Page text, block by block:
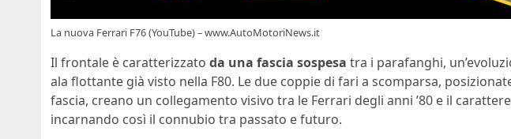
La nuova Ferrari F76 (YouTube) – www.AutoMotoriNews.it
Il frontale è caratterizzato da una fascia sospesa tra i parafanghi,
ala flottante già visto nella F80. Le due coppie di fari a scomparsa,
fascia, creano un collegamento visivo tra le Ferrari degli anni ’80 e il
incarnando così il connubio tra passato e futuro.